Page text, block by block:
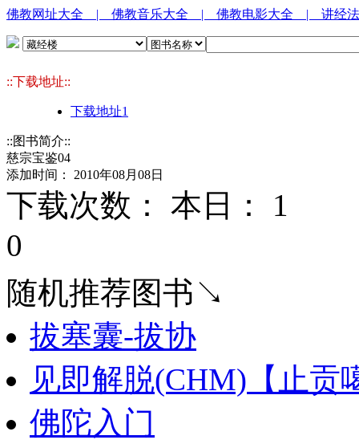
佛教网址大全 | 佛教音乐大全 | 佛教电影大全 | 讲经
::下载地址::
下载地址1
::图书简介::
慈宗宝鉴04
添加时间： 2010年08月08日
下载次数： 本日： 1
0
随机推荐图书↘
拔塞囊-拔协
见即解脱(CHM)【止贡
佛陀入门